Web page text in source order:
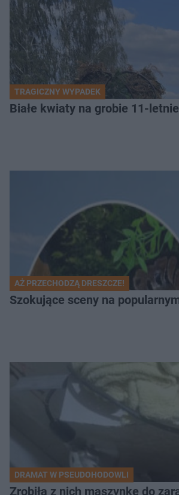
TRAGICZNY WYPADEK
Białe kwiaty na grobie 11-
AŻ PRZECHODZĄ DRESZCZE!
Szokujące sceny na
DRAMAT W PSEUDOHODOWLI
Zrobiła z nich maszynkę do